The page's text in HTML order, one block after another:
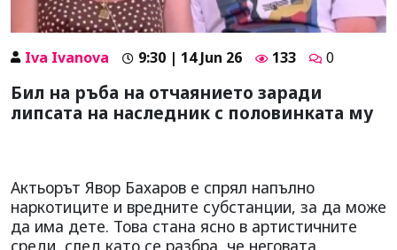
Iva Ivanova 9:30 | 14 Jun 26 133 0
Бил на ръба на отчаянието заради
липсата на наследник с половинката му
Актьорът Явор Бахаров е спрял напълно
наркотиците и вредните субстанции, за да може
да има дете. Това стана ясно в артистичните
среди, след като се разбра, че неговата